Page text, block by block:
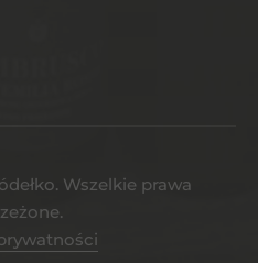
Wszelkie prawa